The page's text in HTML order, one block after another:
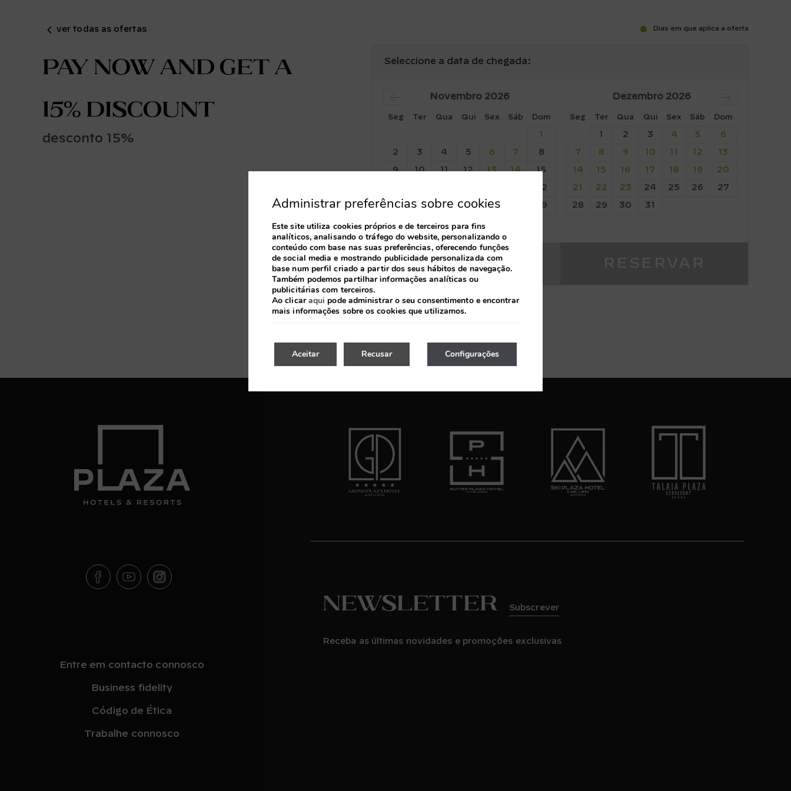
ver todas as ofertas
Pay now and get a
15% discount
desconto 15%
Dias em que aplica a oferta
Seleccione a data de chegada:
Novembro 2026
Seg Ter Qua Qui Sex Sáb Dom
1
2 3 4 5 6 7 8
9 10 11 12 13 14 15
22
23 24 25 26 27 29
30
Dezembro 2026
Seg Ter Qua Qui Sex Sáb Dom
1 2 3 4 5 6
7 8 9 10 11 12 13
14 15 16 17 18 19 20
21 22 23 24 25 26 27
28 29 30 31
Noites
Entre em contacto connosco
Business fidelity
Código de Ética
Trabalhe connosco
Newsletter Subscrever
Receba as últimas novidades e promoções exclusivas
Administrar preferências sobre cookies
Este site utiliza cookies próprios e de terceiros para fins
analíticos, analisando o tráfego do website, personalizando o
conteúdo com base nas suas preferências, oferecendo funções
de social media e mostrando publicidade personalizada com
base num perfil criado a partir dos seus hábitos de navegação.
Também podemos partilhar informações analíticas ou
publicitárias com terceiros.
Ao clicaraqui pode administrar o seu consentimento e encontrar
mais informações sobre os cookies que utilizamos.
Aceitar Configurações
Recusar